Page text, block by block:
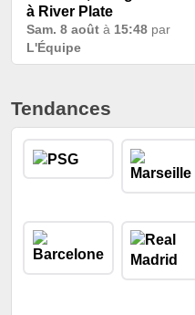
à River Plate
Sam. 8 août à 15:48 par
L'Équipe
Tendances